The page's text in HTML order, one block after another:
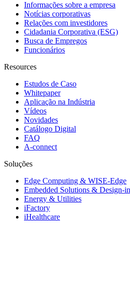
Informações sobre a empresa
Notícias corporativas
Relações com investidores
Cidadania Corporativa (ESG)
Busca de Empregos
Funcionários
Resources
Estudos de Caso
Whitepaper
Aplicação na Indústria
Vídeos
Novidades
Catálogo Digital
FAQ
A-connect
Soluções
Edge Computing & WISE-Edge
Embedded Solutions & Design-
Energy & Utilities
iFactory
iHealthcare